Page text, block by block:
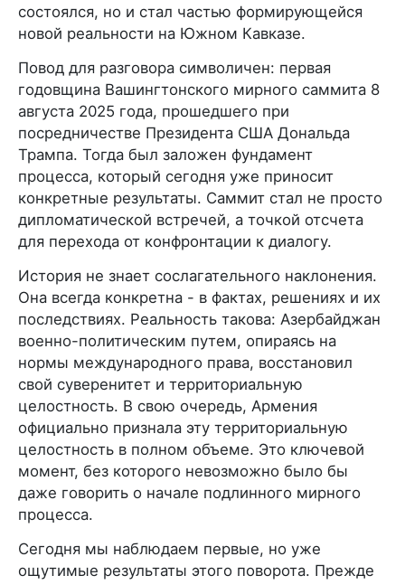
состоялся, но и стал частью формирующейся
новой реальности на Южном Кавказе.
Повод для разговора символичен: первая
годовщина Вашингтонского мирного саммита 8
августа 2025 года, прошедшего при
посредничестве Президента США Дональда
Трампа. Тогда был заложен фундамент
процесса, который сегодня уже приносит
конкретные результаты. Саммит стал не просто
дипломатической встречей, а точкой отсчета
для перехода от конфронтации к диалогу.
История не знает сослагательного наклонения.
Она всегда конкретна - в фактах, решениях и их
последствиях. Реальность такова: Азербайджан
военно-политическим путем, опираясь на
нормы международного права, восстановил
свой суверенитет и территориальную
целостность. В свою очередь, Армения
официально признала эту территориальную
целостность в полном объеме. Это ключевой
момент, без которого невозможно было бы
даже говорить о начале подлинного мирного
процесса.
Сегодня мы наблюдаем первые, но уже
ощутимые результаты этого поворота. Прежде